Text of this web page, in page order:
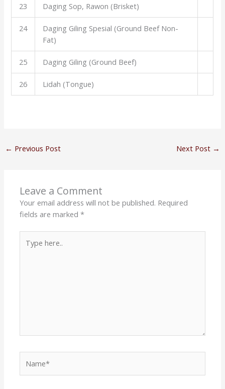
23 Daging Sop, Rawon (Brisket)
24
Daging Giling Spesial (Ground Beef Non-
Fat)
25 Daging Giling (Ground Beef)
26 Lidah (Tongue)
← Previous Post Next Post →
Leave a Comment
Your email address will not be published. Required
fields are marked*
here..